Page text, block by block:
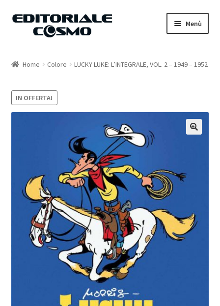
Vai
Vai
Menù
Carrello
Home Colore LUCKY LUKE: L’INTEGRALE, VOL. 2 – 1949 – 1952
IN OFFERTA!